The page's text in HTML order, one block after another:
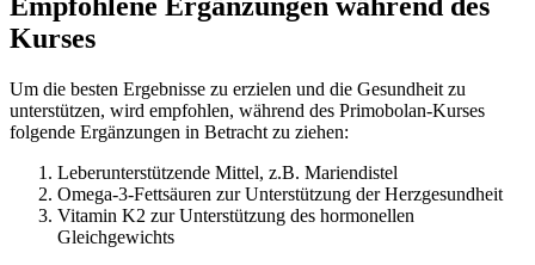
Kurses
Um die besten Ergebnisse zu erzielen und die Gesundheit zu
unterstützen, wird empfohlen, während des Primobolan-Kurses
folgende Ergänzungen in Betracht zu ziehen:
Leberunterstützende Mittel, z.B. Mariendistel
Omega-3-Fettsäuren zur Unterstützung der Herzgesundheit
Vitamin K2 zur Unterstützung des hormonellen
Gleichgewichts